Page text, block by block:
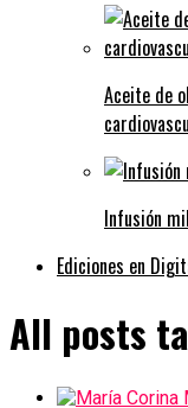
Aceite de
Infusión
Ediciones en
All posts